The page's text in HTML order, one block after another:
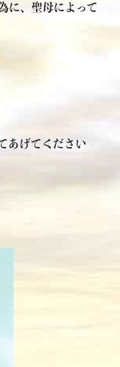
に、聖母によって
あげてください